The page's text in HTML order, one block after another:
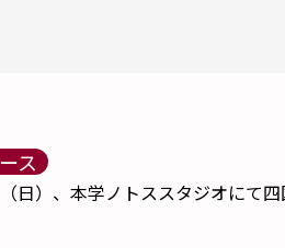
ス
日）、本学ノトススタジオにて